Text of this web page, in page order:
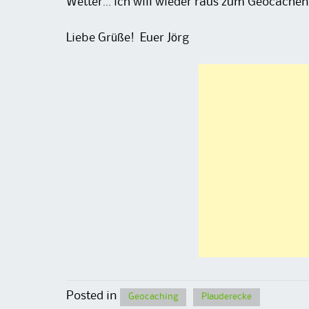
Wetter… ich will wieder raus zum
Liebe Grüße! Euer Jörg
Posted in Geocaching Plauderecke